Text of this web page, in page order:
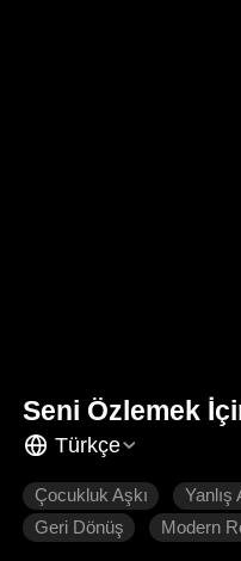
Seni Özlemek
Türkçe
Çocukluk Aşkı Yanlış
Geri Dönüş
Modern